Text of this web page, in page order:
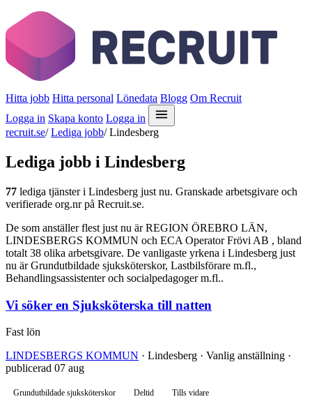
Hitta jobb Hitta personal Lönedata Blogg Om Recruit
Logga in Skapa konto Logga in
recruit.se/ Lediga jobb/ Lindesberg
Lediga jobb i Lindesberg
77 lediga tjänster i Lindesberg just nu. Granskade arbetsgivare och
verifierade org.nr på Recruit.se.
De som anställer flest just nu är REGION ÖREBRO LÄN,
LINDESBERGS KOMMUN och ECA Operator Frövi AB , bland
totalt 38 olika arbetsgivare. De vanligaste yrkena i Lindesberg just
nu är Grundutbildade sjuksköterskor, Lastbilsförare m.fl.,
Behandlingsassistenter och socialpedagoger m.fl..
Vi söker en Sjuksköterska till natten
Fast lön
LINDESBERGS KOMMUN · Lindesberg · Vanlig anställning ·
publicerad 07 aug
Grundutbildade sjuksköterskor Deltid Tills vidare